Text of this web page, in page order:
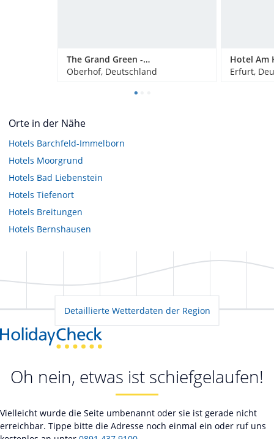
The Grand Green - Familux Resort
Oberhof, Deutschland
Hotel Am
Erfurt,
Orte in der Nähe
Hotels Barchfeld-Immelborn
Hotels Moorgrund
Hotels Bad Liebenstein
Hotels Tiefenort
Hotels Breitungen
Hotels Bernshausen
Detaillierte Wetterdaten der Region
Oh nein, etwas ist schiefgelaufen!
Vielleicht wurde die Seite umbenannt oder sie ist gerade nicht
erreichbar. Tippe bitte die Adresse noch einmal ein oder ruf uns